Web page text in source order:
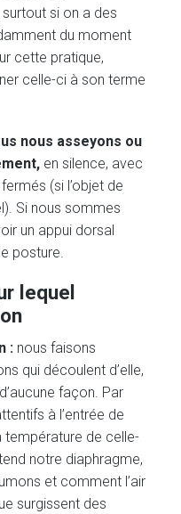
si on a des
du moment
cette pratique,
celle-ci à son terme
nous asseyons ou
en silence, avec
(si l’objet de
Si nous sommes
un appui dorsal
posture.
lequel
: nous faisons
qui découlent d’elle,
façon. Par
à l’entrée de
température de celle-
notre diaphragme,
et comment l’air
surgissent des